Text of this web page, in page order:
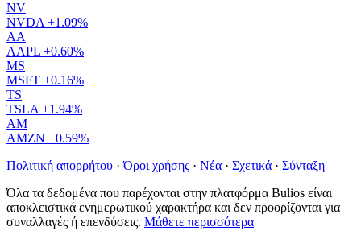
NV
NVDA +1.09%
AA
AAPL +0.60%
MS
MSFT +0.16%
TS
TSLA +1.94%
AM
AMZN +0.59%
Πολιτική απορρήτου · Όροι χρήσης · Νέα · Σχετικά · Σύνταξη
Όλα τα δεδομένα που παρέχονται στην πλατφόρμα Bulios είναι
αποκλειστικά ενημερωτικού χαρακτήρα και δεν προορίζονται για
συναλλαγές ή επενδύσεις. Μάθετε περισσότερα